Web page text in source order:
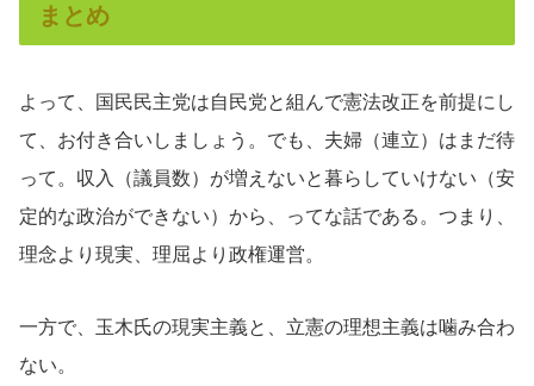
まとめ
よって、国民民主党は自民党と組んで憲法改正を前提にし
て、お付き合いしましょう。でも、夫婦（連立）はまだ待
って。収入（議員数）が増えないと暮らしていけない（安
定的な政治ができない）から、ってな話である。つまり、
理念より現実、理屈より政権運営。
一方で、玉木氏の現実主義と、立憲の理想主義は噛み合わ
ない。